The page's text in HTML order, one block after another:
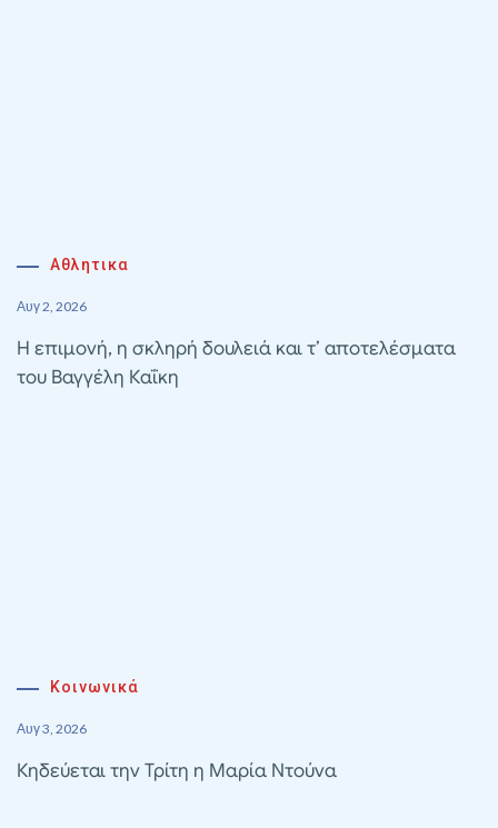
Αθλητικα
Αυγ 2, 2026
Η επιμονή, η σκληρή δουλειά και τ’ αποτελέσματα
του Βαγγέλη Καΐκη
Κοινωνικά
Αυγ 3, 2026
Κηδεύεται την Τρίτη η Μαρία Ντούνα